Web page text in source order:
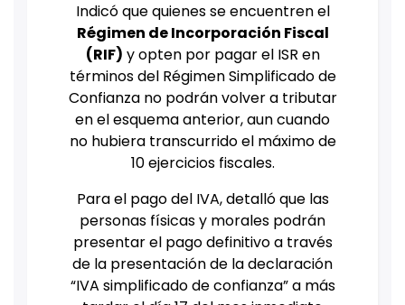
Indicó que quienes se encuentren el
Régimen de Incorporación Fiscal
(RIF) y opten por pagar el ISR en
términos del Régimen Simplificado de
Confianza no podrán volver a tributar
en el esquema anterior, aun cuando
no hubiera transcurrido el máximo de
10 ejercicios fiscales.
Para el pago del IVA, detalló que las
personas físicas y morales podrán
presentar el pago definitivo a través
de la presentación de la declaración
“IVA simplificado de confianza” a más